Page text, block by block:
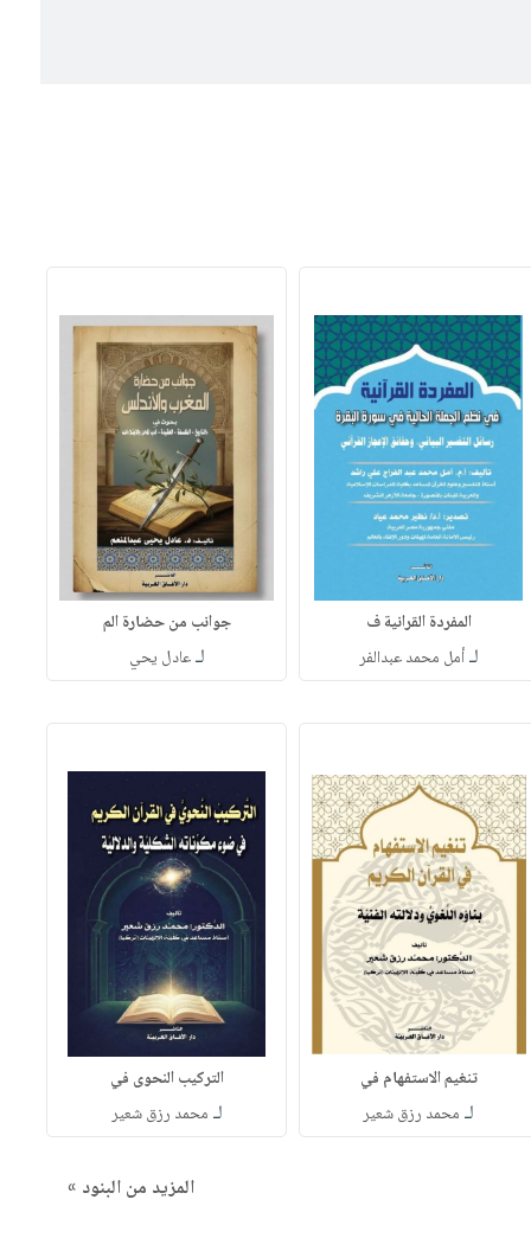
المفردة القرانية ف
لـأمل محمد عبدالفر
جوانب من حضارة الم
لـعادل يحي
تنغيم الاستفهام في
لـ محمد رزق شعير
التركيب النحوى في
لـ محمد رزق شعير
المزيد من البنود »